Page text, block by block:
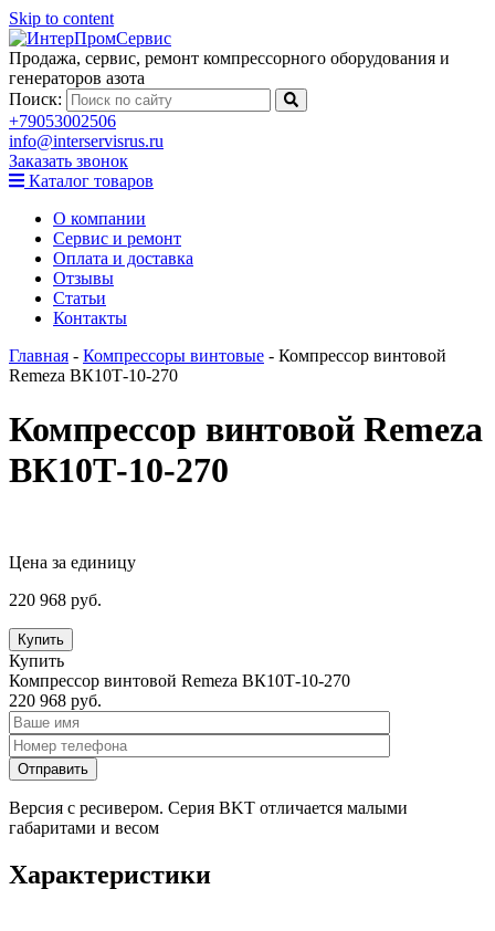
Skip to content
Продажа, сервис, ремонт компрессорного оборудования и
генераторов азота
Поиск:
+79053002506
info@interservisrus.ru
Заказать звонок
Каталог товаров
О компании
Сервис и ремонт
Оплата и доставка
Отзывы
Статьи
Контакты
Главная - Компрессоры винтовые - Компрессор винтовой
Remeza ВК10Т-10-270
Компрессор винтовой Remeza
ВК10Т-10-270
Цена за единицу
220 968 руб.
Купить
Купить
Компрессор винтовой Remeza ВК10Т-10-270
220 968 руб.
Версия с ресивером. Серия BKT отличается малыми
габаритами и весом
Характеристики